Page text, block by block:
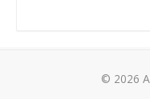
© 2026